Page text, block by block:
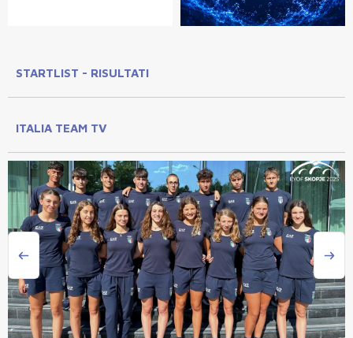
STARTLIST - RISULTATI
ITALIA TEAM TV